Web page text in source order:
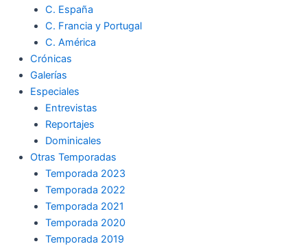
C. España
C. Francia y Portugal
C. América
Crónicas
Galerías
Especiales
Entrevistas
Reportajes
Dominicales
Otras Temporadas
Temporada 2023
Temporada 2022
Temporada 2021
Temporada 2020
Temporada 2019